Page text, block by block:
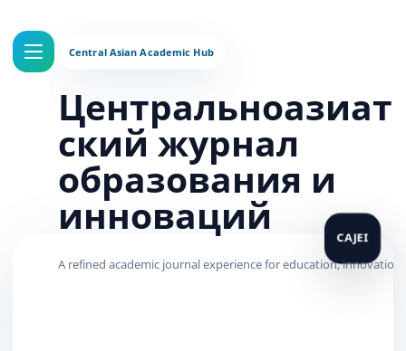
Центральноазиат
ский журнал
образования и
инноваций